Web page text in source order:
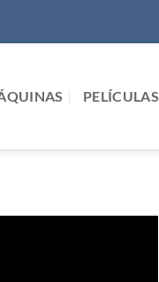
PELÍCULAS